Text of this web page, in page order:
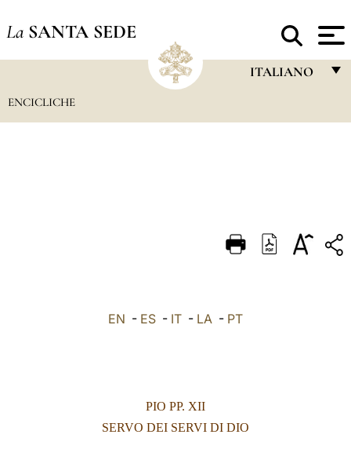
La SANTA SEDE
ITALIANO
DEUTSCH
ENCICLICHE
EN - ES - IT - LA - PT
PIO PP. XII
SERVO DEI SERVI DI DIO